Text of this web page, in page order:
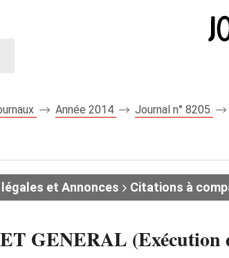
Année 2014 Journal n° 8205
et Annonces Citations à
GENERAL (Exécution